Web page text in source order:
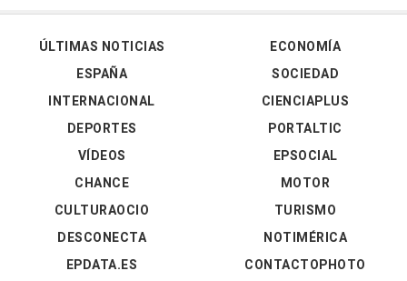
ÚLTIMAS NOTICIAS
ESPAÑA
INTERNACIONAL
DEPORTES
VÍDEOS
ECONOMÍA
SOCIEDAD
CIENCIAPLUS
PORTALTIC
EPSOCIAL
CHANCE
CULTURAOCIO
DESCONECTA
EPDATA.ES
MOTOR
TURISMO
NOTIMÉRICA
CONTACTOPHOTO